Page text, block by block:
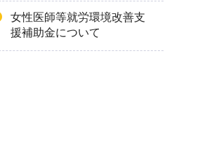
女性医師等就労環境改善支
援補助金について